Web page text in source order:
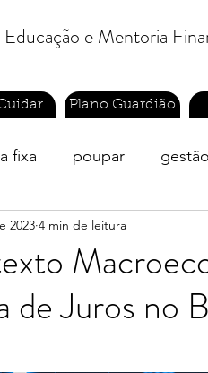
e Mentoria
Plano Guardião
fixa poupar
economizar
de Juros no
2023 4 min de leitura